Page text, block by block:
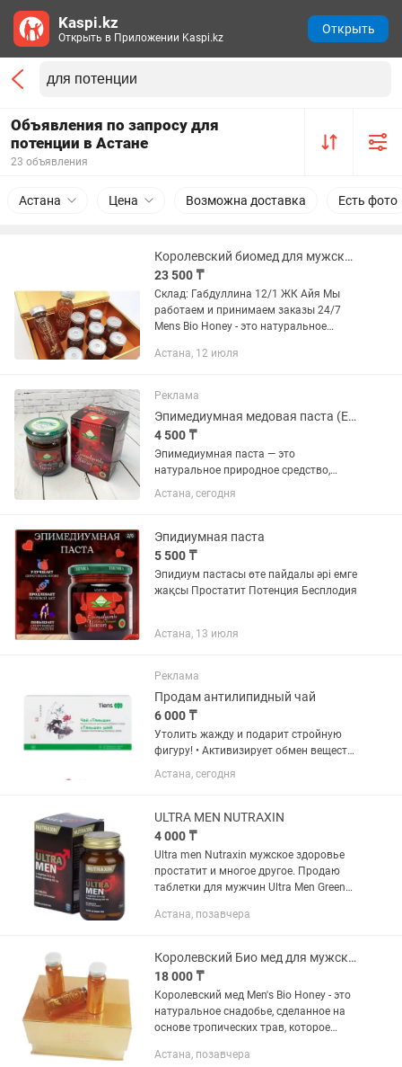
Объявления по запросу для
потенции в Астане
23 объявления
Астана Цена Возможна доставка Есть фото
Королевский биомед для мужской потенции Mens Bio Honey
23 500 ₸
Склад: Габдуллина 12/1 ЖК Айя Мы
работаем и принимаем заказы 24/7
Mens Bio Honey - это натуральное
тропических трав, которое является
для...
Астана, 12 июля
Реклама
Эпимедиумная медовая паста (Epimedyumlu Macun) Themra
4 500 ₸
Эпимедиумная паста — это
натуральное природное средство,
обладающее комплексным
воздействием на организм мужчин и
тестостерона у мужчин и эстрогена у
женщин, что...
Астана, сегодня
Эпидиумная паста
5 500 ₸
Эпидиум пастасы өте пайдалы әрі емге
жақсы Простатит Потенция Бесплодия
Астана, 13 июля
Реклама
Продам антилипидный чай
6 000 ₸
Утолить жажду и подарит стройную
фигуру! • Активизирует обмен веществ
• Поможет улучшить пищеварение •
Позволит снизить уровень
гипертонической болезни и...
Астана, сегодня
ULTRA MEN NUTRAXIN
4 000 ₸
Ultra men Nutraxin мужское здоровье
простатит и многое другое. Продаю
таблетки для мужчин Ultra Men Green
Оригинал 100% - это супер формула
Астана, позавчера
Королевский Био мед для мужского здоровья Mens Bio Honey Drs Secret
18 000 ₸
Королевский мед Men's Bio Honey - это
натуральное снадобье, сделанное на
основе тропических трав, которое
средством для усиления потенции,
Астана, позавчера
Kaspi.kz
Открыть в Приложении Kaspi.kz
Открыть